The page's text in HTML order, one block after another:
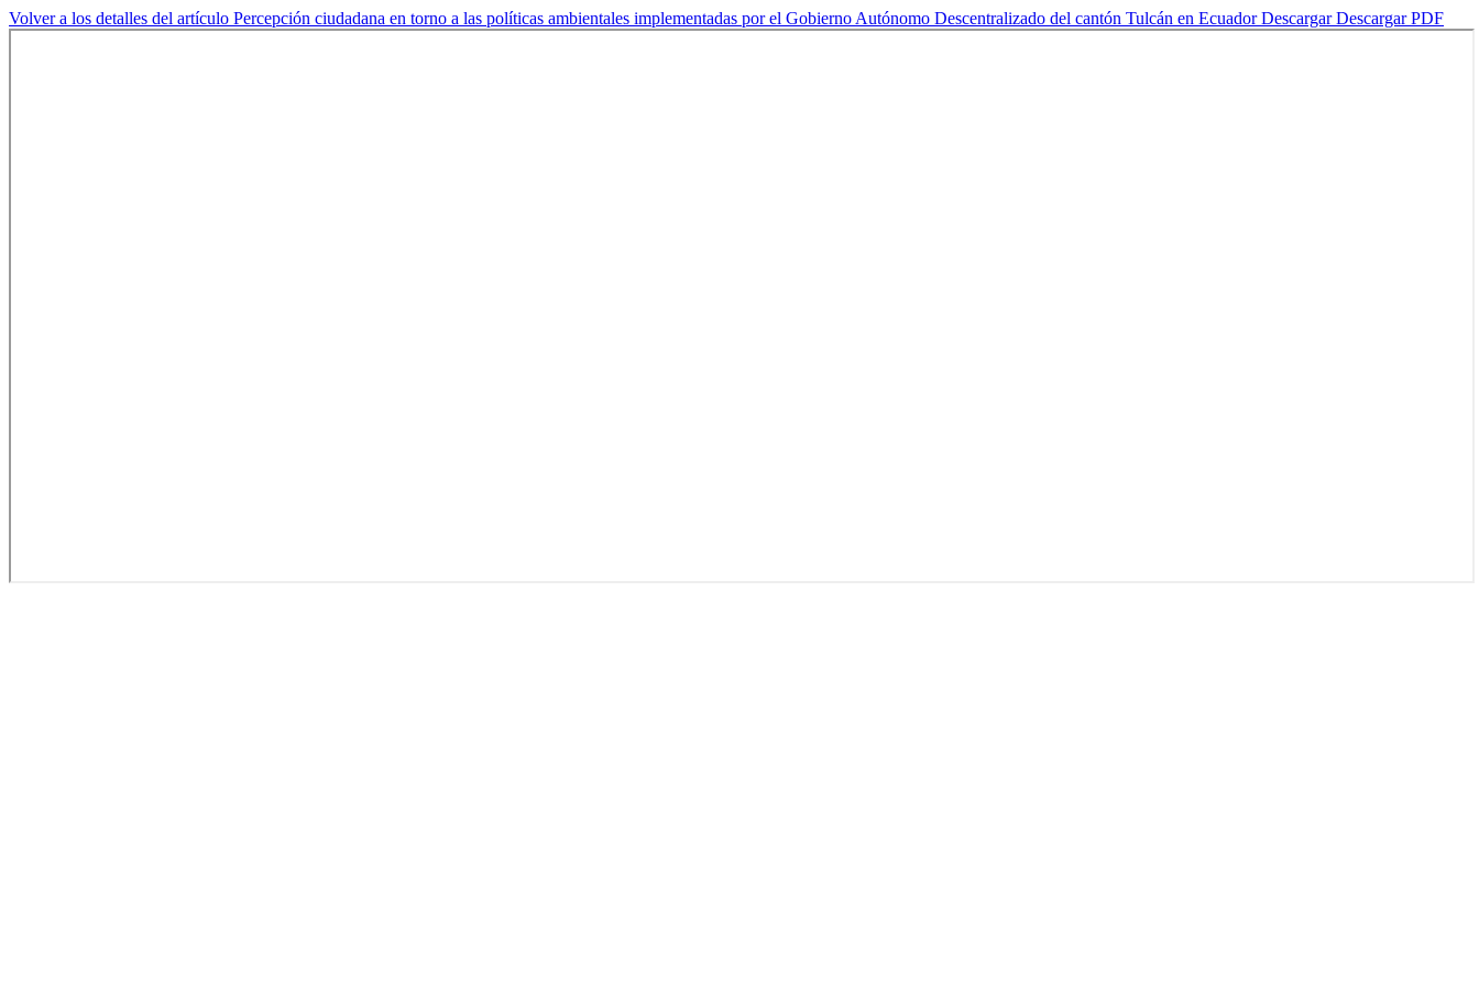
Volver a los detalles del artículo Percepción ciudadana en torno a las políticas ambientales implementadas por el Gobierno Autónomo Descentralizado del cantón Tulcán en EcuadorDescargarDescargar PDF